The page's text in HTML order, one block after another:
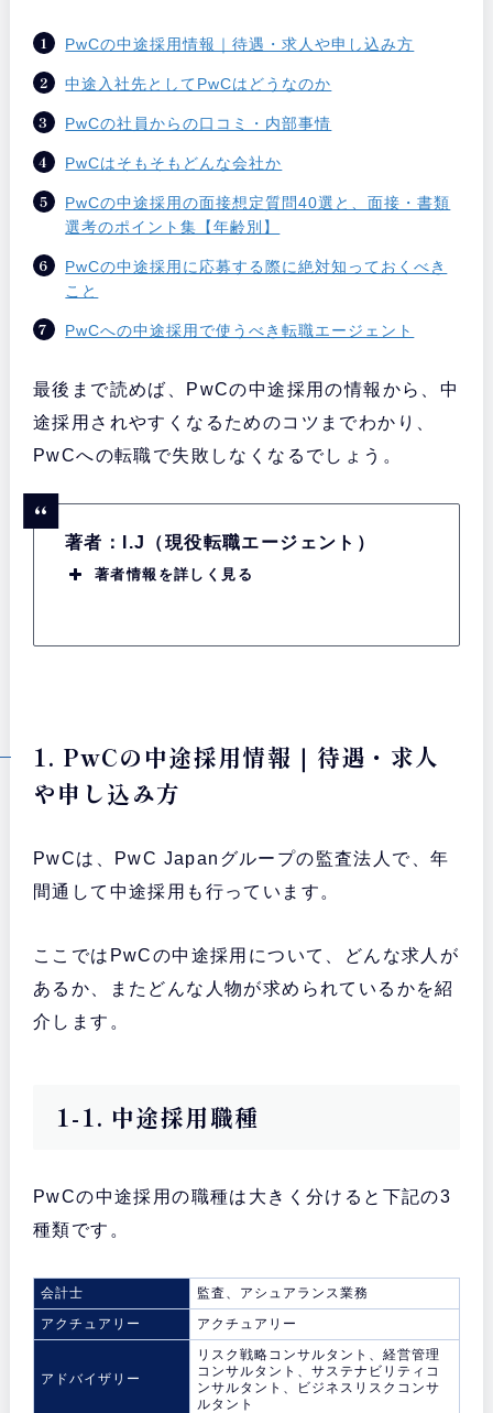
PwCの中途採用情報｜待遇・求人や申し込み方
中途入社先としてPwCはどうなのか
PwCの社員からの口コミ・内部事情
PwCはそもそもどんな会社か
PwCの中途採用の面接想定質問40選と、面接・書類
選考のポイント集【年齢別】
PwCの中途採用に応募する際に絶対知っておくべき
こと
PwCへの中途採用で使うべき転職エージェント
最後まで読めば、PwCの中途採用の情報から、中
途採用されやすくなるためのコツまでわかり、
PwCへの転職で失敗しなくなるでしょう。
著者：I.J（現役転職エージェント）
著者情報を詳しく見る
1. PwCの中途採用情報｜待遇・求人
や申し込み方
PwCは、PwC Japanグループの監査法人で、年
間通して中途採用も行っています。
ここではPwCの中途採用について、どんな求人が
あるか、またどんな人物が求められているかを紹
介します。
1-1. 中途採用職種
PwCの中途採用の職種は大きく分けると下記の3
種類です。
会計士
監査、アシュアランス業務
アクチュアリー
アクチュアリー
アドバイザリー
リスク戦略コンサルタント、経営管理
コンサルタント、サステナビリティコ
ンサルタント、ビジネスリスクコンサ
ルタント